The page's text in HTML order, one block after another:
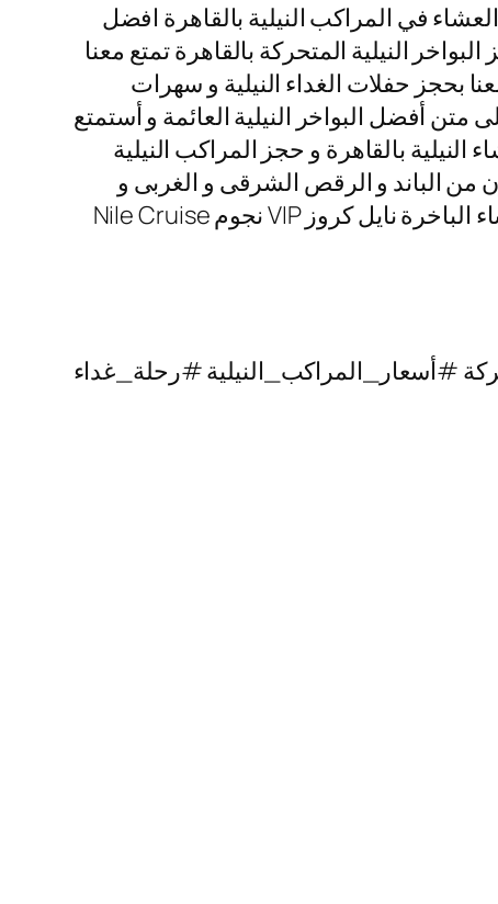
في المراكب النيلية بالقاهرة افضل
النيلية المتحركة بالقاهرة تمتع معنا
بحجز حفلات الغداء النيلية و سهرات
أفضل البواخر النيلية العائمة و أستمتع
بالقاهرة و حجز المراكب النيلية
الفنى المكون من الباند و الرقص الشرقى و الغربى و
التنورة الشهيرة التى تتميز بألوانها الخلابة اتصل بنا الأن و احجز رحلات نيلية غداء و رحلات نيلية عشاء الباخرة نايل كروز VIP نجوم Nile Cruise
#أسعار_المراكب_النيلية #رحلة_غداء